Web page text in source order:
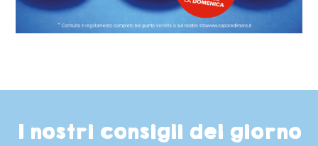
I nostri consigli del giorno